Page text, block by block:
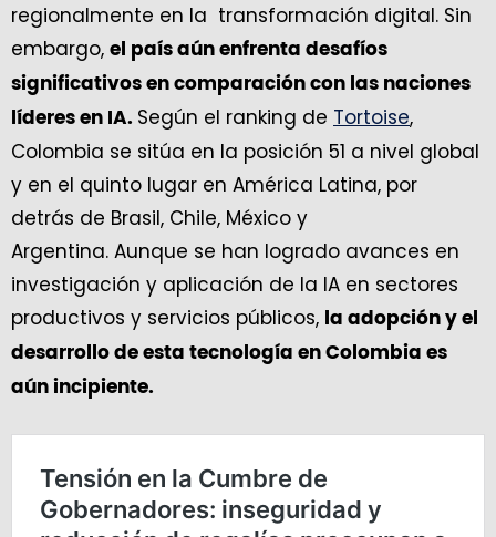
regionalmente en la transformación digital. Sin
embargo, el país aún enfrenta desafíos
significativos en comparación con las naciones
líderes en IA. Según el ranking de Tortoise,
Colombia se sitúa en la posición 51 a nivel global
y en el quinto lugar en América Latina, por
detrás de Brasil, Chile, México y
Argentina. Aunque se han logrado avances en
investigación y aplicación de la IA en sectores
productivos y servicios públicos, la adopción y el
desarrollo de esta tecnología en Colombia es
aún incipiente.